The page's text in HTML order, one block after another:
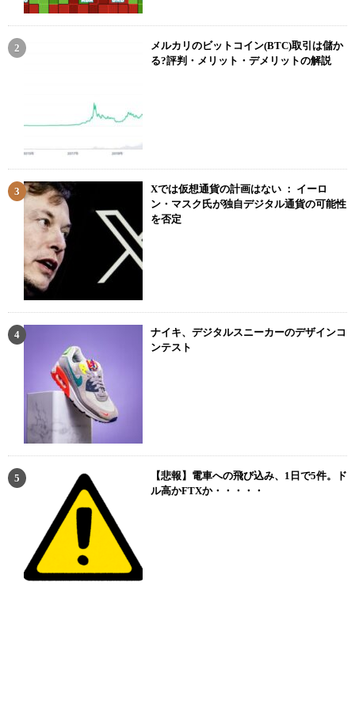
メルカリのビットコイン(BTC)取引は儲か
る?評判・メリット・デメリットの解説
Xでは仮想通貨の計画はない ： イーロ
ン・マスク氏が独自デジタル通貨の可能性
を否定
ナイキ、デジタルスニーカーのデザインコ
ンテスト
【悲報】電車への飛び込み、1日で5件。ド
ル高かFTXか・・・・・